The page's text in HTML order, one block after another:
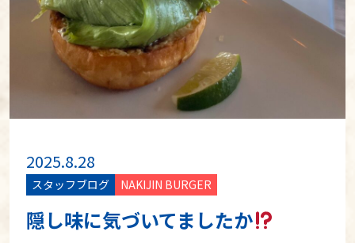
2025.8.28
スタッフブログ NAKIJIN BURGER
隠し味に気づいてましたか